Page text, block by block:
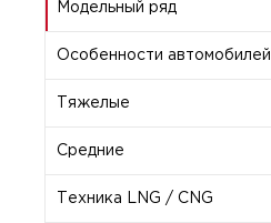
Модельный ряд
Особенности автомобилей
Тяжелые
Средние
Техника LNG / CNG